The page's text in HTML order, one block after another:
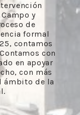
y
de
formal
contamos
con
en apoyar
con más
ámbito de la